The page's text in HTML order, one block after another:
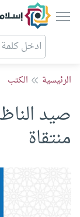
الرئيسية الكتب
صيد
منتقاة